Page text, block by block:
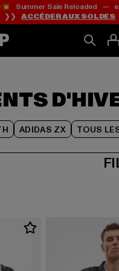
Passer
au
Passer
au
de
Summer Sale Reloaded —
❯❯ACCÉDER AUX SOLDES
ADIDAS ZX TOUS
Passer
au
de